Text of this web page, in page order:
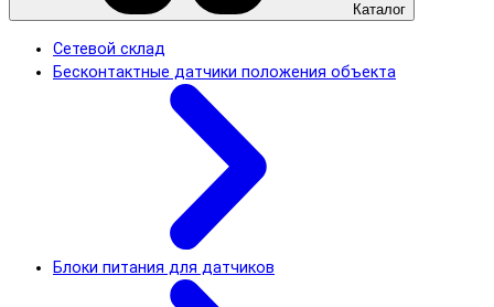
Каталог
Сетевой склад
Бесконтактные датчики положения объекта
Блоки питания для датчиков